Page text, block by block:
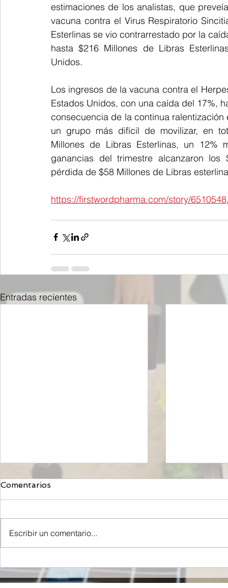
estimaciones de los analistas, que
vacuna contra el Virus Respiratorio
Esterlinas se vio contrarrestado por la
hasta $216 Millones de Libras
Unidos.
Los ingresos de la vacuna contra el
Estados Unidos, con una caída del 17%,
consecuencia de la continua
un grupo más difícil de movilizar, en
Millones de Libras Esterlinas, un 12%
ganancias del trimestre alcanzaron
pérdida de $58 Millones de Libras
https://firstwordpharma.com/story/6510548
Entradas recientes
Takeda dirigido a la
Orexina, recibe la
inyección
Comentarios
Escribir un comentario...